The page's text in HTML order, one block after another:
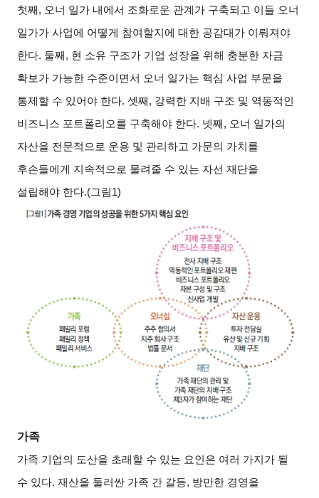
첫째, 오너 일가 내에서 조화로운 관계가 구축되고 이들 오너
일가가 사업에 어떻게 참여할지에 대한 공감대가 이뤄져야
한다. 둘째, 현 소유 구조가 기업 성장을 위해 충분한 자금
확보가 가능한 수준이면서 오너 일가는 핵심 사업 부문을
통제할 수 있어야 한다. 셋째, 강력한 지배 구조 및 역동적인
비즈니스 포트폴리오를 구축해야 한다. 넷째, 오너 일가의
자산을 전문적으로 운용 및 관리하고 가문의 가치를
후손들에게 지속적으로 물려줄 수 있는 자선 재단을
설립해야 한다.(그림1)
가족
가족 기업의 도산을 초래할 수 있는 요인은 여러 가지가 될
수 있다. 재산을 둘러싼 가족 간 갈등, 방만한 경영을